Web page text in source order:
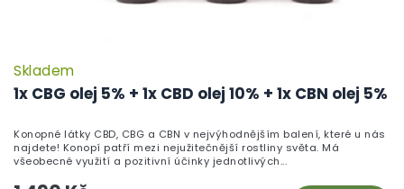
1x CBG olej 5% + 1x CBD olej 10% + 1x CBN olej 5%
Skladem
Konopné látky CBD, CBG a CBN v nejvýhodnějším balení, které u nás
najdete! Konopí patří mezi nejužitečnější rostliny světa. Má
všeobecné využití a pozitivní účinky jednotlivých...